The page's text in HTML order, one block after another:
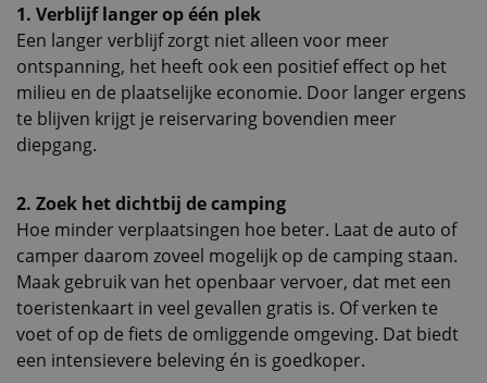
1. Verblijf langer op één plek
Een langer verblijf zorgt niet alleen voor meer
ontspanning, het heeft ook een positief effect op het
milieu en de plaatselijke economie. Door langer ergens
te blijven krijgt je reiservaring bovendien meer
diepgang.
2. Zoek het dichtbij de camping
Hoe minder verplaatsingen hoe beter. Laat de auto of
camper daarom zoveel mogelijk op de camping staan.
Maak gebruik van het openbaar vervoer, dat met een
toeristenkaart in veel gevallen gratis is. Of verken te
voet of op de fiets de omliggende omgeving. Dat biedt
een intensievere beleving én is goedkoper.